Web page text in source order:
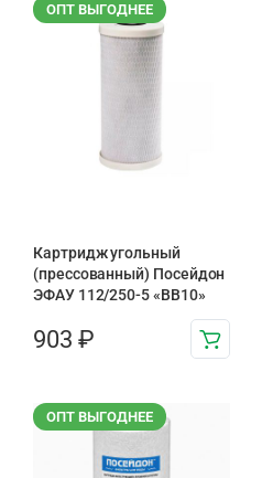
ОПТ ВЫГОДНЕЕ
Картридж угольный
(прессованный) Посейдон
ЭФАУ 112/250-5 «BB10»
903 ₽
ОПТ ВЫГОДНЕЕ